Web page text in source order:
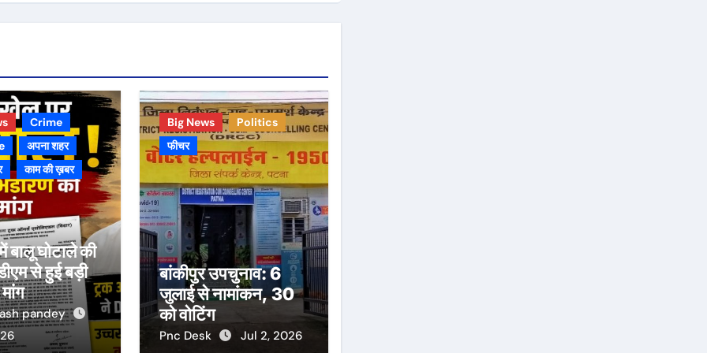
Crime
अपना शहर
काम की ख़बर
बालू घोटाले की
से हुई बड़ी
pandey
Big News
Politics
फीचर
बांकीपुर उपचुनाव: 6
जुलाई से नामांकन, 30
को वोटिंग
Pnc Desk Jul 2, 2026